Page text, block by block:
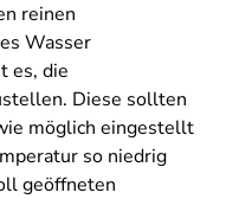
reinen
Wasser
es, die
Diese sollten
möglich eingestellt
so niedrig
geöffneten